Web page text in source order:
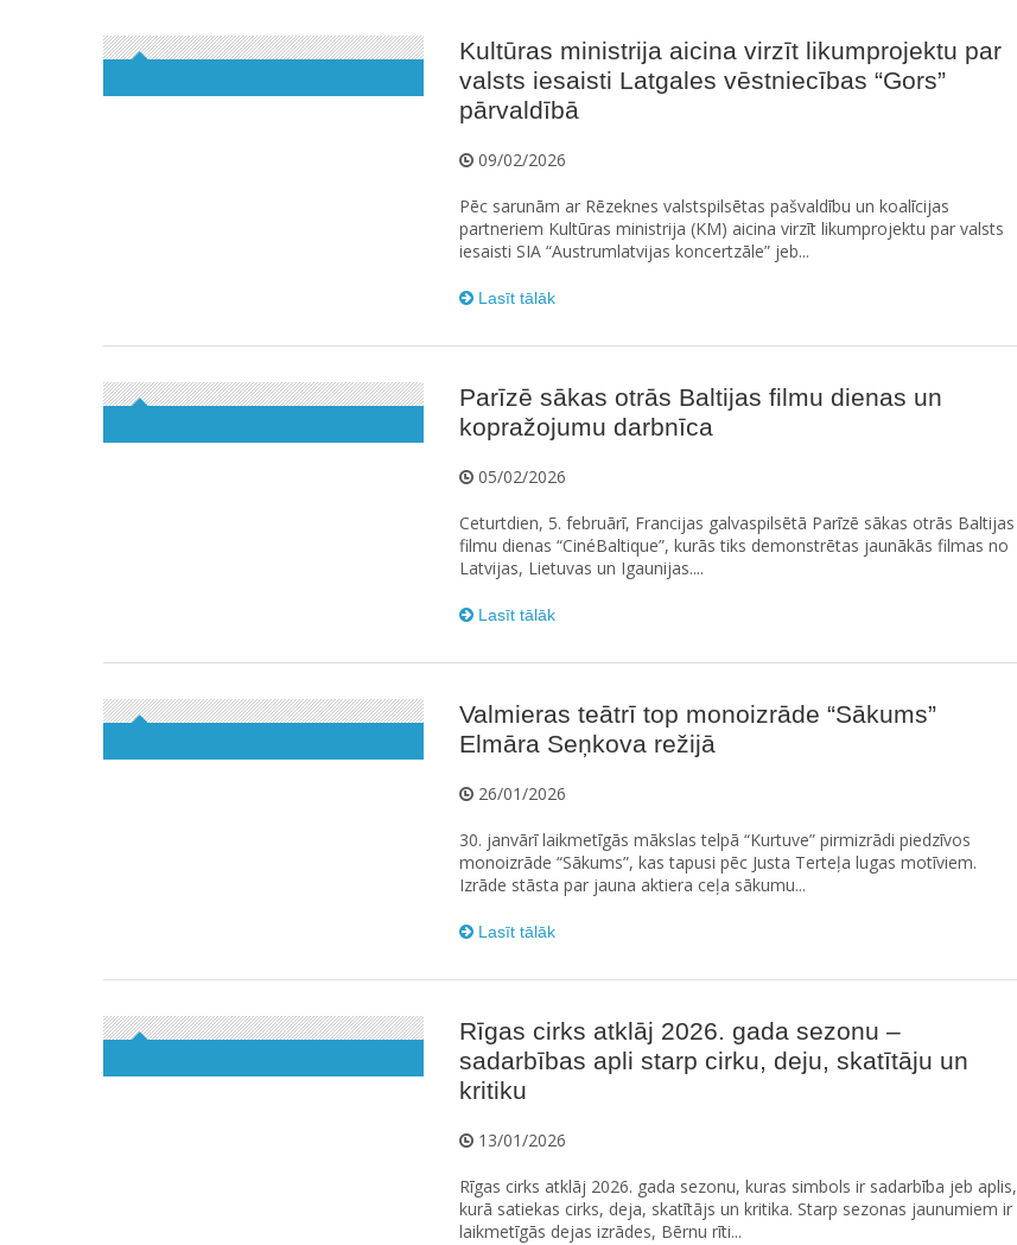
Kultūras ministrija aicina virzīt likumprojektu par
valsts iesaisti Latgales vēstniecības “Gors”
pārvaldībā
09/02/2026
Pēc sarunām ar Rēzeknes valstspilsētas pašvaldību un koalīcijas
partneriem Kultūras ministrija (KM) aicina virzīt likumprojektu par valsts
iesaisti SIA “Austrumlatvijas koncertzāle” jeb...
Lasīt tālāk
Parīzē sākas otrās Baltijas filmu dienas un
kopražojumu darbnīca
05/02/2026
Ceturtdien, 5. februārī, Francijas galvaspilsētā Parīzē sākas otrās Baltijas
filmu dienas “CinéBaltique”, kurās tiks demonstrētas jaunākās filmas no
Latvijas, Lietuvas un Igaunijas....
Lasīt tālāk
Valmieras teātrī top monoizrāde “Sākums”
Elmāra Seņkova režijā
26/01/2026
30. janvārī laikmetīgās mākslas telpā “Kurtuve” pirmizrādi piedzīvos
monoizrāde “Sākums”, kas tapusi pēc Justa Terteļa lugas motīviem.
Izrāde stāsta par jauna aktiera ceļa sākumu...
Lasīt tālāk
Rīgas cirks atklāj 2026. gada sezonu –
sadarbības apli starp cirku, deju, skatītāju un
kritiku
13/01/2026
Rīgas cirks atklāj 2026. gada sezonu, kuras simbols ir sadarbība jeb aplis,
kurā satiekas cirks, deja, skatītājs un kritika. Starp sezonas jaunumiem ir
laikmetīgās dejas izrādes, Bērnu rīti...